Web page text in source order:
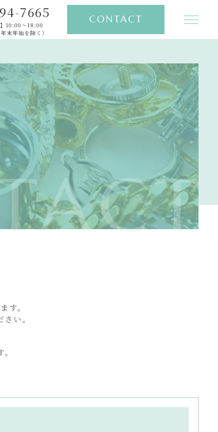
7665
】10:00～18:00
末年始を除く）
CONTACT
TOP
PICK UP
ABOUT
FEATURE
GALLERY
CONTENTS
INFORMATION
す。
い。